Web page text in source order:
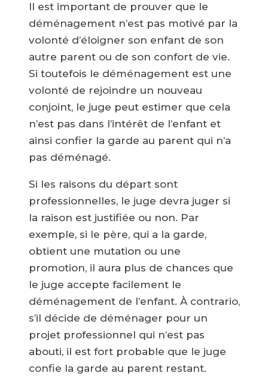
Il est important de prouver que le
déménagement n’est pas motivé par la
volonté d’éloigner son enfant de son
autre parent ou de son confort de vie.
Si toutefois le déménagement est une
volonté de rejoindre un nouveau
conjoint, le juge peut estimer que cela
n’est pas dans l’intérêt de l’enfant et
ainsi confier la garde au parent qui n’a
pas déménagé.
Si les raisons du départ sont
professionnelles, le juge devra juger si
la raison est justifiée ou non. Par
exemple, si le père, qui a la garde,
obtient une mutation ou une
promotion, il aura plus de chances que
le juge accepte facilement le
déménagement de l’enfant. À contrario,
s’il décide de déménager pour un
projet professionnel qui n’est pas
abouti, il est fort probable que le juge
confie la garde au parent restant.